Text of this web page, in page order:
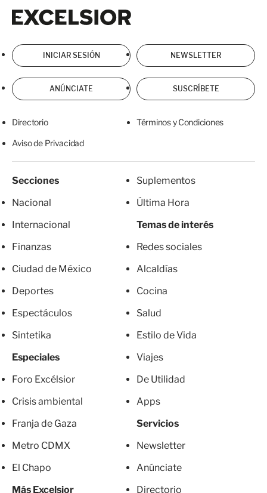
INICIAR SESIÓN NEWSLETTER
ANÚNCIATE SUSCRÍBETE
Directorio Términos y Condiciones
Aviso de Privacidad
Secciones
Nacional
Internacional
Finanzas
Ciudad de México
Deportes
Espectáculos
Sintetika
Especiales
Foro Excélsior
Crisis ambiental
Franja de Gaza
Metro CDMX
El Chapo
Más Excelsior
Suplementos
Última Hora
Temas de interés
Redes sociales
Alcaldías
Cocina
Salud
Estilo de Vida
Viajes
De Utilidad
Apps
Servicios
Newsletter
Anúnciate
Directorio